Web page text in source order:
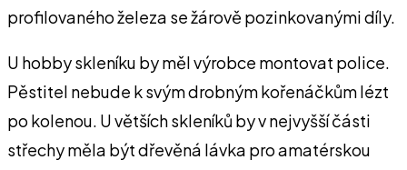
profilovaného železa se žárově pozinkovanými díly.
U hobby skleníku by měl výrobce montovat police.
Pěstitel nebude k svým drobným kořenáčkům lézt
po kolenou. U větších skleníků by v nejvyšší části
střechy měla být dřevěná lávka pro amatérskou